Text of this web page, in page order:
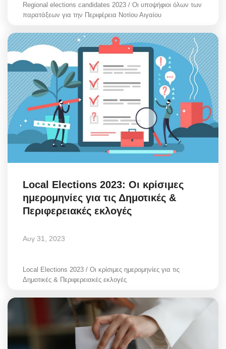
Regional elections candidates 2023 / Οι υποψήφιοι όλων των
παρατάξεων για την Περιφέρεια Νοτίου Αιγαίου
Local Elections 2023: Οι κρίσιμες
ημερομηνίες για τις Δημοτικές &
Περιφερειακές εκλογές
Αυγ 31, 2023
Local Elections 2023 / Οι κρίσιμες ημερομηνίες για τις
Δημοτικές & Περιφερειακές εκλογές